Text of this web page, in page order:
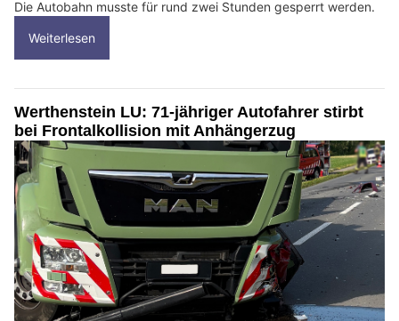
Die Autobahn musste für rund zwei Stunden gesperrt werden.
Weiterlesen
Werthenstein LU: 71-jähriger Autofahrer stirbt
bei Frontalkollision mit Anhängerzug